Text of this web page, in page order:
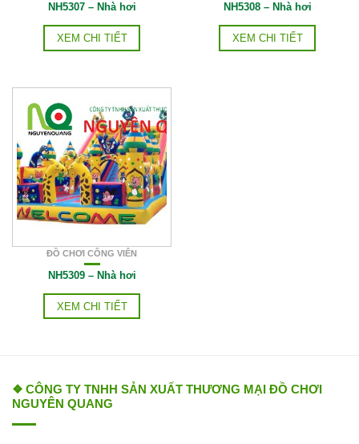
NH5307 – Nhà hơi
XEM CHI TIẾT
NH5308 – Nhà hơi
XEM CHI TIẾT
ĐỒ CHƠI CÔNG VIÊN
NH5309 – Nhà hơi
XEM CHI TIẾT
❖ CÔNG TY TNHH SẢN XUẤT THƯƠNG MẠI ĐỒ CHƠI
NGUYÊN QUANG